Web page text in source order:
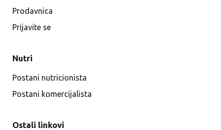
Prodavnica
Prijavite se
Nutri
Postani nutricionista
Postani komercijalista
Ostali linkovi